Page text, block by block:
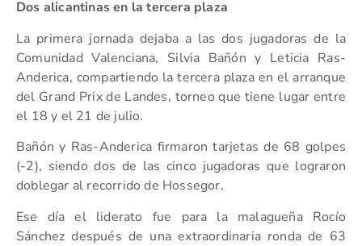
Dos alicantinas en la tercera plaza
La primera jornada dejaba a las dos jugadoras de la
Comunidad Valenciana, Silvia Bañón y Leticia Ras-
Anderica, compartiendo la tercera plaza en el arranque
del Grand Prix de Landes, torneo que tiene lugar entre
el 18 y el 21 de julio.
Bañón y Ras-Anderica firmaron tarjetas de 68 golpes
(-2), siendo dos de las cinco jugadoras que lograron
doblegar al recorrido de Hossegor.
Ese día el liderato fue para la malagueña Rocío
Sánchez después de una extraordinaria ronda de 63